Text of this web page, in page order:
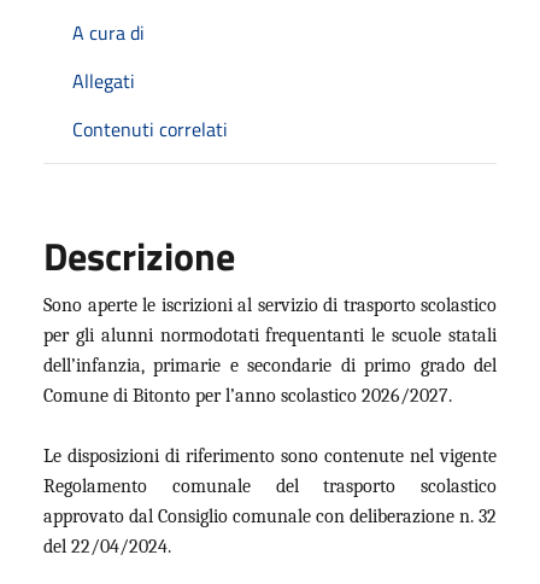
A cura di
Allegati
Contenuti correlati
Descrizione
Sono aperte le iscrizioni al servizio di trasporto scolastico
per gli alunni normodotati frequentanti le scuole statali
dell’infanzia, primarie e secondarie di primo grado del
Comune di Bitonto per l’anno scolastico 2026/2027.
Le disposizioni di riferimento sono contenute nel vigente
Regolamento comunale del trasporto scolastico
approvato dal Consiglio comunale con deliberazione n. 32
del 22/04/2024.